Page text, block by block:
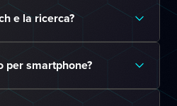
e la ricerca?
per smartphone?